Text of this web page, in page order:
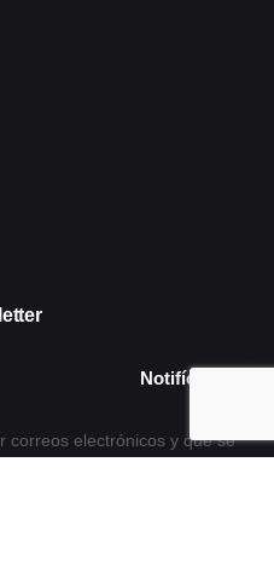
correos electrónicos y que se